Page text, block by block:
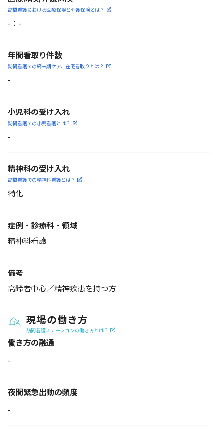
訪問看護における医療保険と介護保険とは？
- ： -
年間看取り件数
訪問看護での終末期ケア、 在宅看取りとは？
-
小児科の受け入れ
訪問看護での小児看護とは？
-
精神科の受け入れ
訪問看護での精神科看護とは？
特化
症例・診療科・ 領域
精神科看護
備考
高齢者中心／精神疾患を持つ方
現場の働き方
訪問看護ステーションの働き方とは？
働き方の融通
-
夜間緊急出動の頻度
-